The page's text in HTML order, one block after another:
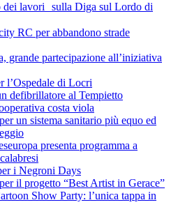
dei lavori sulla Diga sul Lordo di
RC per abbandono strade
grande partecipazione all’iniziativa
l’Ospedale di Locri
defibrillatore al Tempietto
costa viola
un sistema sanitario più equo ed
presenta programma a
i Negroni Days
il progetto “Best Artist in Gerace”
Show Party: l’unica tappa in